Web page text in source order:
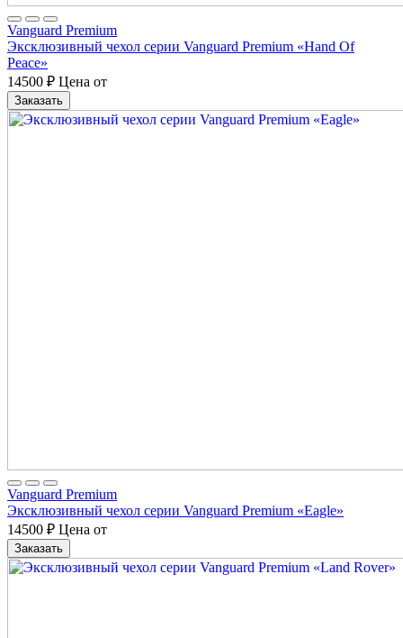
Vanguard Premium
Эксклюзивный чехол серии Vanguard Premium «Hand Of
Peace»
14500 ₽ Цена от
Заказать
Vanguard Premium
Эксклюзивный чехол серии Vanguard Premium «Eagle»
14500 ₽ Цена от
Заказать